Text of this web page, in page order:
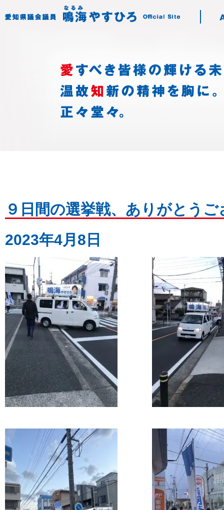
９日間の選挙戦、ありがとう
2023年4月8日